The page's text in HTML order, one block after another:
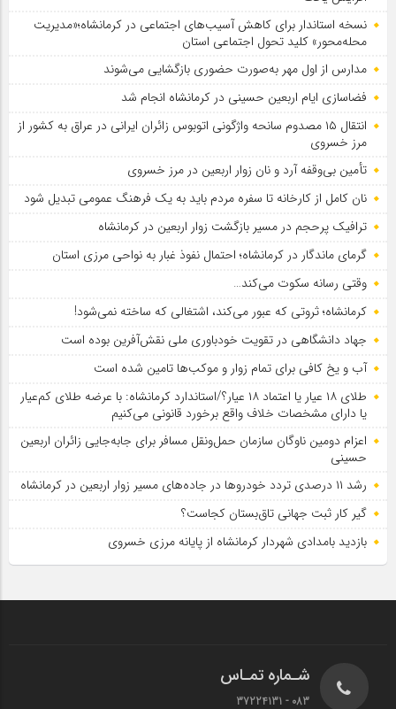
نسخه استاندار برای کاهش آسیب‌های اجتماعی در کرمانشاه؛«مدیریت
محله‌محور» کلید تحول اجتماعی استان
مدارس از اول مهر به‌صورت حضوری بازگشایی می‌شوند
فضاسازی ایام اربعین حسینی در کرمانشاه انجام شد
انتقال ۱۵ مصدوم سانحه واژگونی اتوبوس زائران ایرانی در عراق به کشور از
مرز خسروی
تأمین بی‌وقفه آرد و نان زوار اربعین در مرز خسروی
نان کامل از کارخانه تا سفره مردم باید به یک فرهنگ عمومی تبدیل شود
ترافیک پرحجم در مسیر بازگشت زوار اربعین در کرمانشاه
گرمای ماندگار در کرمانشاه؛ احتمال نفوذ غبار به نواحی مرزی استان
وقتی رسانه سکوت می‌کند…
کرمانشاه؛ ثروتی که عبور می‌کند، اشتغالی که ساخته نمی‌شود!
جهاد دانشگاهی در تقویت خودباوری ملی نقش‌آفرین بوده است
آب و یخ کافی برای تمام زوار و موکب‌ها تامین شده است
طلای ۱۸ عیار یا اعتماد ۱۸ عیار؟/استاندارد کرمانشاه: با عرضه طلای کم‌عیار
یا دارای مشخصات خلاف واقع برخورد قانونی می‌کنیم
اعزام دومین ناوگان سازمان حمل‌ونقل مسافر برای جابه‌جایی زائران اربعین
حسینی
رشد ۱۱ درصدی تردد خودروها در جاده‌های مسیر زوار اربعین در کرمانشاه
گیر کار ثبت جهانی تاق‌بستان کجاست؟
بازدید بامدادی شهردار کرمانشاه از پایانه مرزی خسروی
شـماره تمـاس
083 - 37224131